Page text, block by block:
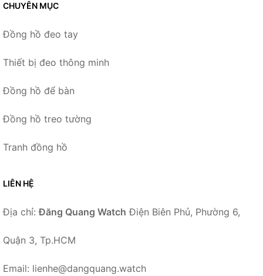
CHUYÊN MỤC
Đồng hồ đeo tay
Thiết bị đeo thông minh
Đồng hồ để bàn
Đồng hồ treo tường
Tranh đồng hồ
LIÊN HỆ
Địa chỉ:Đăng Quang Watch Điện Biên Phủ, Phường 6,
Quận 3, Tp.HCM
Email: lienhe@dangquang.watch